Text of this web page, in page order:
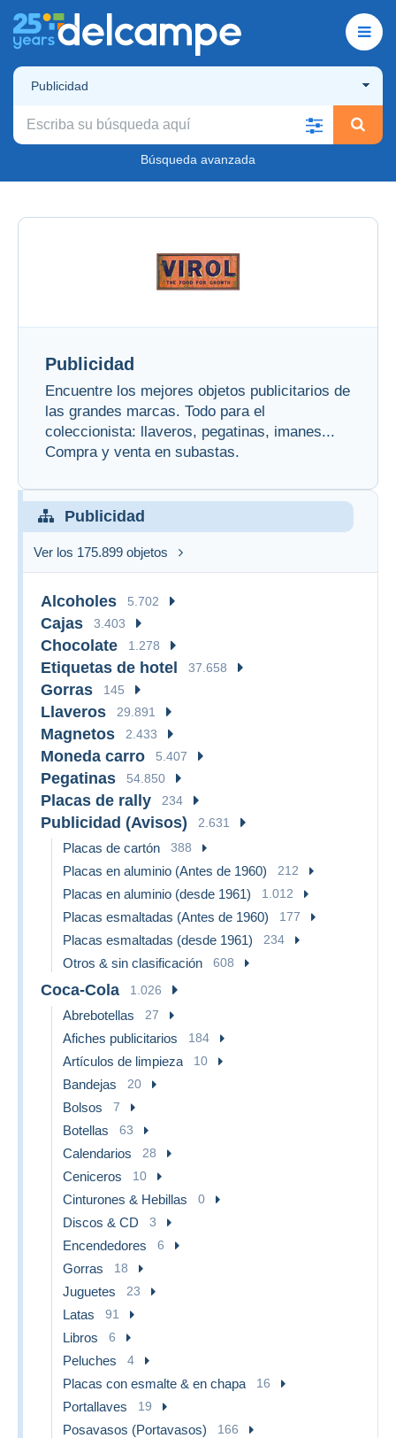
Publicidad
Búsqueda avanzada
Publicidad
Encuentre los mejores objetos publicitarios de
las grandes marcas. Todo para el
coleccionista: llaveros, pegatinas, imanes...
Compra y venta en subastas.
Publicidad
Ver los 175.899 objetos
Alcoholes 5.702
Cajas 3.403
Chocolate 1.278
Etiquetas de hotel 37.658
Gorras 145
Llaveros 29.891
Magnetos 2.433
Moneda carro 5.407
Pegatinas 54.850
Placas de rally 234
Publicidad (Avisos) 2.631
Placas de cartón 388
Placas en aluminio (Antes de 1960) 212
Placas en aluminio (desde 1961) 1.012
Placas esmaltadas (Antes de 1960) 177
Placas esmaltadas (desde 1961) 234
Otros & sin clasificación 608
Coca-Cola 1.026
Abrebotellas 27
Afiches publicitarios 184
Artículos de limpieza 10
Bandejas 20
Bolsos 7
Botellas 63
Calendarios 28
Ceniceros 10
Cinturones & Hebillas 0
Discos & CD 3
Encendedores 6
Gorras 18
Juguetes 23
Latas 91
Libros 6
Peluches 4
Placas con esmalte & en chapa 16
Portallaves 19
Posavasos (Portavasos) 166